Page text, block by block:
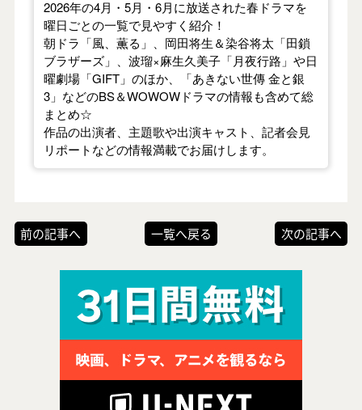
2026年の4月・5月・6月に放送された春ドラマを
曜日ごとの一覧で見やすく紹介！
朝ドラ「風、薫る」、岡田将生＆染谷将太「田鎖
ブラザーズ」、波瑠×麻生久美子「月夜行路」や日
曜劇場「GIFT」のほか、「あきない世傳 金と銀
3」などのBS＆WOWOWドラマの情報も含めて総
まとめ☆
作品の出演者、主題歌や出演キャスト、記者会見
リポートなどの情報満載でお届けします。
前の記事へ 一覧へ戻る 次の記事へ